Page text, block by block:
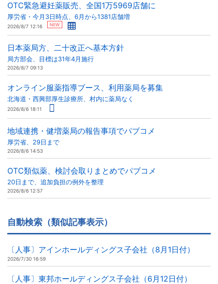
OTC緊急避妊薬販売、全国1万5969店舗に
厚労省・今月3日時点、6月から1381店舗増
2026/8/7 12:16 NEW
日本薬局方、二十改正へ基本方針
局方部会、目標は31年4月施行
2026/8/7 09:13
オンライン服薬指導ブース、利用薬局を募集
北海道・西興部厚生診療所、村内に薬局なく
2026/8/6 18:11
地域連携・健増薬局の報告事項でパブコメ
厚労省、29日まで
2026/8/6 14:53
OTC類似薬、検討会取りまとめでパブコメ
20日まで、追加負担の例外を整理
2026/8/6 12:57
自動検索（類似記事表示）
〔人事〕アインホールディングス子会社（8月1日付）
2026/7/30 16:59
〔人事〕東邦ホールディングス子会社（6月12日付）